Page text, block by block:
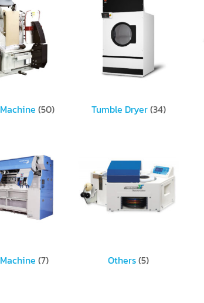
(50) Tumble Dryer(34)
(7) Others(5)